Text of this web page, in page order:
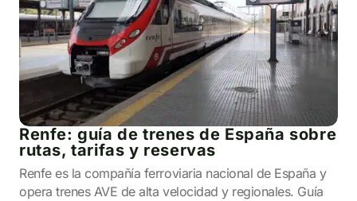
Renfe: guía de trenes de España sobre
rutas, tarifas y reservas
Renfe es la compañía ferroviaria nacional de España y
opera trenes AVE de alta velocidad y regionales. Guía